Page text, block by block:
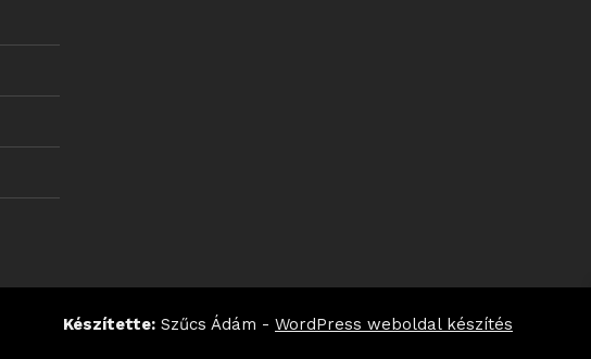
Készítette: Szűcs Ádám - WordPress weboldal készítés